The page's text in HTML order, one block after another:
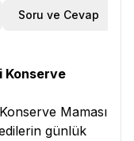
Soru ve Cevap
Konserve
Maması
günlük